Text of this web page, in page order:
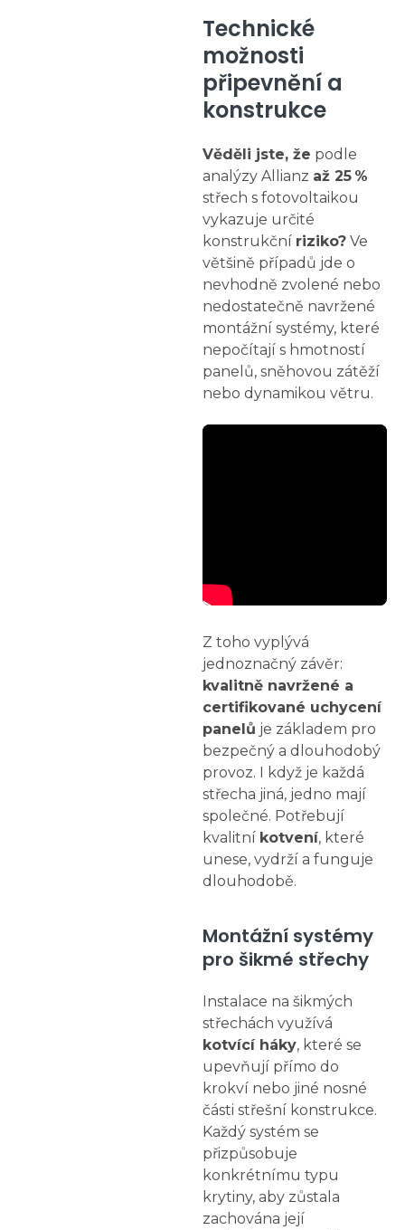
Technické
možnosti
připevnění a
konstrukce
Věděli jste, že podle
analýzy Allianz až 25 %
střech s fotovoltaikou
vykazuje určité
konstrukční riziko? Ve
většině případů jde o
nevhodně zvolené nebo
nedostatečně navržené
montážní systémy, které
nepočítají s hmotností
panelů, sněhovou zátěží
nebo dynamikou větru.
Z toho vyplývá
jednoznačný závěr:
kvalitně navržené a
certifikované uchycení
panelů je základem pro
bezpečný a dlouhodobý
provoz. I když je každá
střecha jiná, jedno mají
společné. Potřebují
kvalitní kotvení, které
unese, vydrží a funguje
dlouhodobě.
Montážní systémy
pro šikmé střechy
Instalace na šikmých
střechách využívá
kotvící háky, které se
upevňují přímo do
krokví nebo jiné nosné
části střešní konstrukce.
Každý systém se
přizpůsobuje
konkrétnímu typu
krytiny, aby zůstala
zachována její